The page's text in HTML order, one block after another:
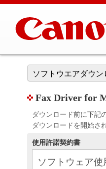
ソフトウエアダウ
Fax Driver for
ダウンロード前に下記
ダウンロードを開始さ
使用許諾契約書
ソフトウェア